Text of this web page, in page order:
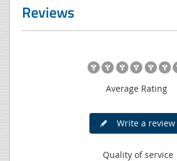
Reviews
Average Rating
Write a review
Quality of service